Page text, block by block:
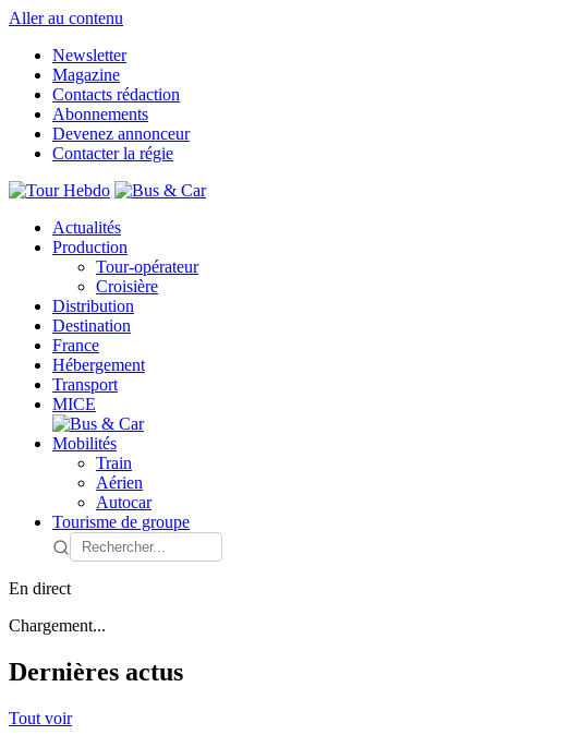
Aller au contenu
Newsletter
Magazine
Contacts rédaction
Abonnements
Devenez annonceur
Contacter la régie
Actualités
Production
Tour-opérateur
Croisière
Distribution
Destination
France
Hébergement
Transport
MICE
Mobilités
Train
Aérien
Autocar
Tourisme de groupe
En direct
Chargement...
Dernières actus
Tout voir